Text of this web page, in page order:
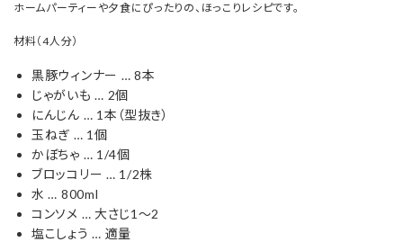
ホームパーティーや夕食にぴったりの、ほっこりレシピです。
材料（4人分）
黒豚ウィンナー … 8本
じゃがいも … 2個
にんじん … 1本（型抜き）
玉ねぎ … 1個
かぼちゃ … 1/4個
ブロッコリー … 1/2株
水 … 800ml
コンソメ … 大さじ1〜2
塩こしょう … 適量